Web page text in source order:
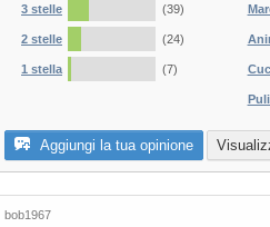
3 stelle (39)
2 stelle (24)
1 stella (7)
Aggiungi la tua opinione
bob1967